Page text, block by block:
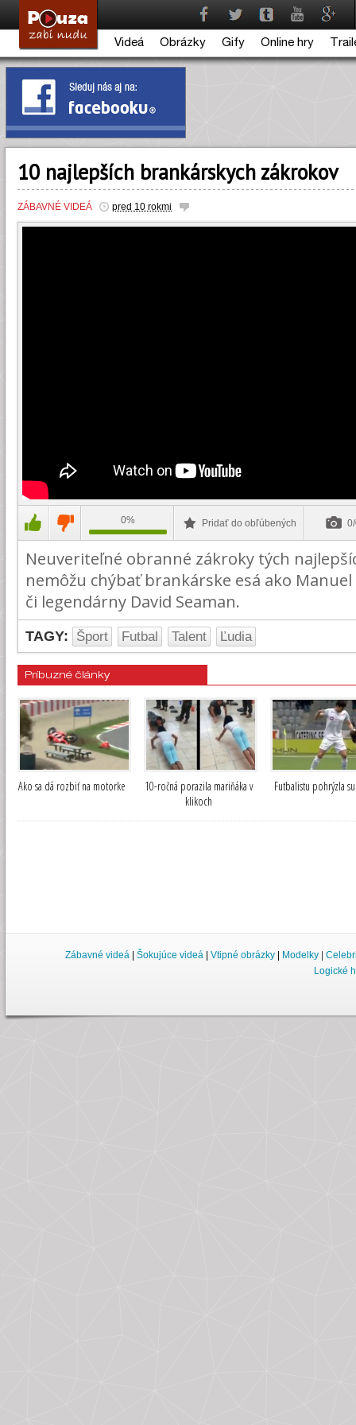
Videá Obrázky Gify Online hry
10 najlepších brankárskych zákrokov
ZÁBAVNÉ VIDEÁ pred 10 rokmi
0% Pridať do obľúbených
Neuveriteľné obranné zákroky tých
nemôžu chýbať brankárske esá ako
či legendárny David Seaman.
TAGY: Šport Futbal Talent Ľudia
Príbuzné články
Ako sa dá rozbiť na motorke
10-ročná porazila mariňáka v
klikoch
Futbalistu pohrýzla
Zábavné videá | Šokujúce videá | Vtipné obrázky | Modelky |
Logické